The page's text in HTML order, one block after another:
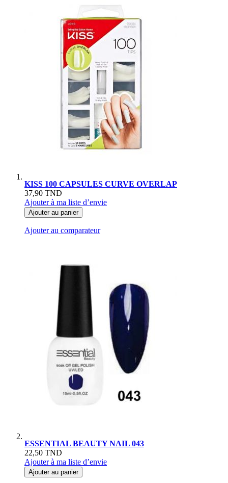
KISS 100 CAPSULES CURVE OVERLAP
37,90 TND
Ajouter à ma liste d’envie
Ajouter au panier
Ajouter au comparateur
ESSENTIAL BEAUTY NAIL 043
22,50 TND
Ajouter à ma liste d’envie
Ajouter au panier